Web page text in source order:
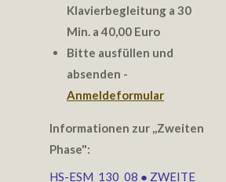
Klavierbegleitung a 30
Min. a 40,00 Euro
Bitte ausfüllen und
absenden -
Anmeldeformular
Informationen zur ,,Zweiten
Phase":
HS-ESM_130_08 ● ZWEITE